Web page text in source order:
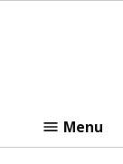
Menu